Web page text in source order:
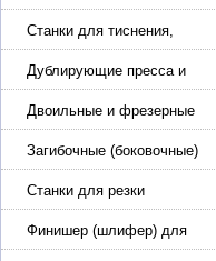
тиснения
Станки для тиснения,
нанесения логотипа и
нумераторы
Дублирующие пресса и
утюги для разглаживания
кожи
Двоильные и фрезерные
машины для слоения и
фрезерования кожи
Загибочные (боковочные)
машины для стельки,
кошельков, сумок
Станки для резки
кожи.Станки для резки
стропы
Финишер (шлифер) для
обуви